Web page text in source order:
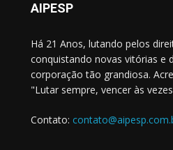
AIPESP
Há 21 Anos, lutando pelos
conquistando novas vitórias e
corporação tão grandiosa.
"Lutar sempre, vencer às
Contato: